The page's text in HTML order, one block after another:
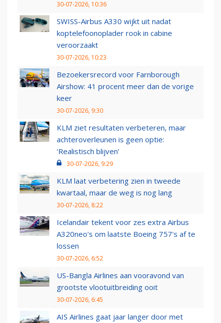
30-07-2026, 10:36
SWISS-Airbus A330 wijkt uit nadat
koptelefoonoplader rook in cabine
veroorzaakt
30-07-2026, 10:23
Bezoekersrecord voor Farnborough
Airshow: 41 procent meer dan de vorige
keer
30-07-2026, 9:30
KLM ziet resultaten verbeteren, maar
achteroverleunen is geen optie:
‘Realistisch blijven’
30-07-2026, 9:29
KLM laat verbetering zien in tweede
kwartaal, maar de weg is nog lang
30-07-2026, 8:22
Icelandair tekent voor zes extra Airbus
A320neo's om laatste Boeing 757's af te
lossen
30-07-2026, 6:52
US-Bangla Airlines aan vooravond van
grootste vlootuitbreiding ooit
30-07-2026, 6:45
AIS Airlines gaat jaar langer door met